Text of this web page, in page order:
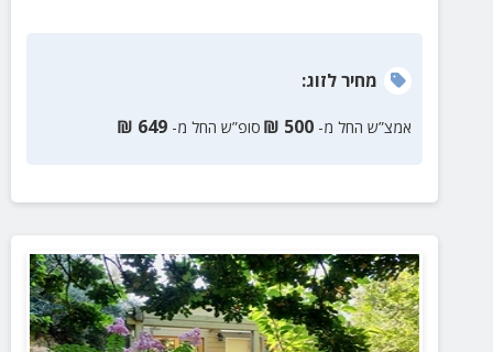
מחירלזוג:
אמצ”ש החל מ- 500
₪ סופ”ש החל מ- 649
₪